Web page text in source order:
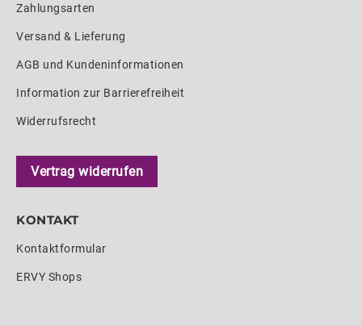
Zahlungsarten
Versand & Lieferung
AGB und Kundeninformationen
Information zur Barrierefreiheit
Widerrufsrecht
Vertrag widerrufen
KONTAKT
Kontaktformular
ERVY Shops